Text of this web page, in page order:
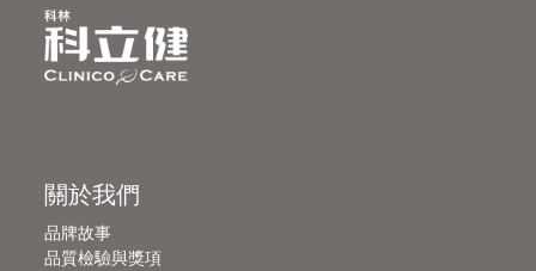
關於我們
品牌故事
品質檢驗與獎項